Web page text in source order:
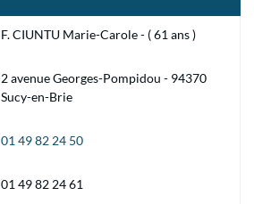
F. CIUNTU Marie-Carole - ( 61 ans )
2 avenue Georges-Pompidou - 94370
Sucy-en-Brie
01 49 82 24 50
01 49 82 24 61